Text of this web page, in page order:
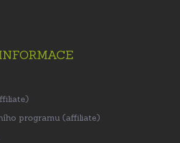
programu (affiliate)